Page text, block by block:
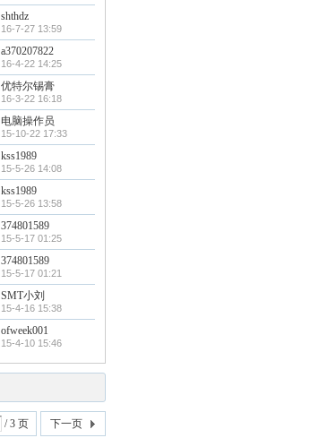
shthdz
16-7-27 13:59
a370207822
16-4-22 14:25
优特尔锡膏
16-3-22 16:18
电脑操作员
15-10-22 17:33
kss1989
15-5-26 14:08
kss1989
15-5-26 13:58
374801589
15-5-17 01:25
374801589
15-5-17 01:21
SMT小刘
15-4-16 15:38
ofweek001
15-4-10 15:46
/ 3 页 下一页